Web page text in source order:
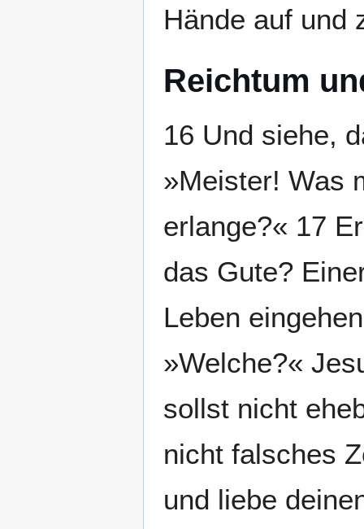
Hände auf und
Reichtum
16 Und siehe,
»Meister! Was
erlange?« 17
das Gute?
Leben
»Welche?«
sollst nicht
nicht falsches
und liebe